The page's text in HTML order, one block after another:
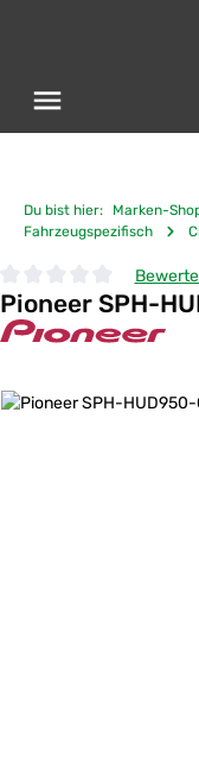
Du bist hier: Marken-
Fahrzeugspezifisch
Durchschnittliche
Pioneer SPH-
Bildergalerie überspringen